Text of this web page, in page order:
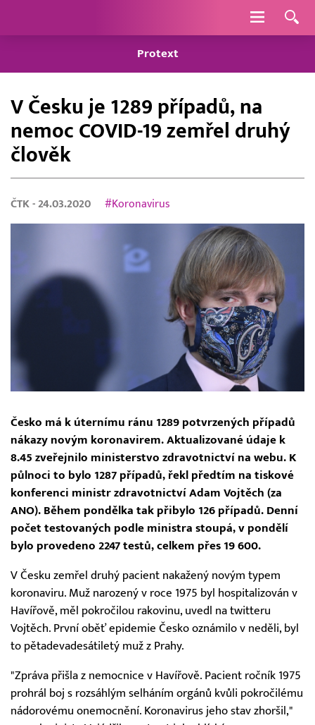
Navigace
Protext
V Česku je 1289 případů, na
nemoc COVID-19 zemřel druhý
člověk
ČTK - 24.03.2020 #Koronavirus
Česko má k úternímu ránu 1289 potvrzených případů
nákazy novým koronavirem. Aktualizované údaje k
8.45 zveřejnilo ministerstvo zdravotnictví na webu. K
půlnoci to bylo 1287 případů, řekl předtím na tiskové
konferenci ministr zdravotnictví Adam Vojtěch (za
ANO). Během pondělka tak přibylo 126 případů. Denní
počet testovaných podle ministra stoupá, v pondělí
bylo provedeno 2247 testů, celkem přes 19 600.
V Česku zemřel druhý pacient nakažený novým typem
koronaviru. Muž narozený v roce 1975 byl hospitalizován v
Havířově, měl pokročilou rakovinu, uvedl na twitteru
Vojtěch. První oběť epidemie Česko oznámilo v neděli, byl
to pětadevadesátiletý muž z Prahy.
"Zpráva přišla z nemocnice v Havířově. Pacient ročník 1975
prohrál boj s rozsáhlým selháním orgánů kvůli pokročilému
nádorovému onemocnění. Koronavirus jeho stav zhoršil,"